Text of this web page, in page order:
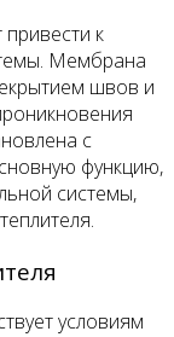
к
Мембрана
швов и
с
функцию,
системы,
условиям